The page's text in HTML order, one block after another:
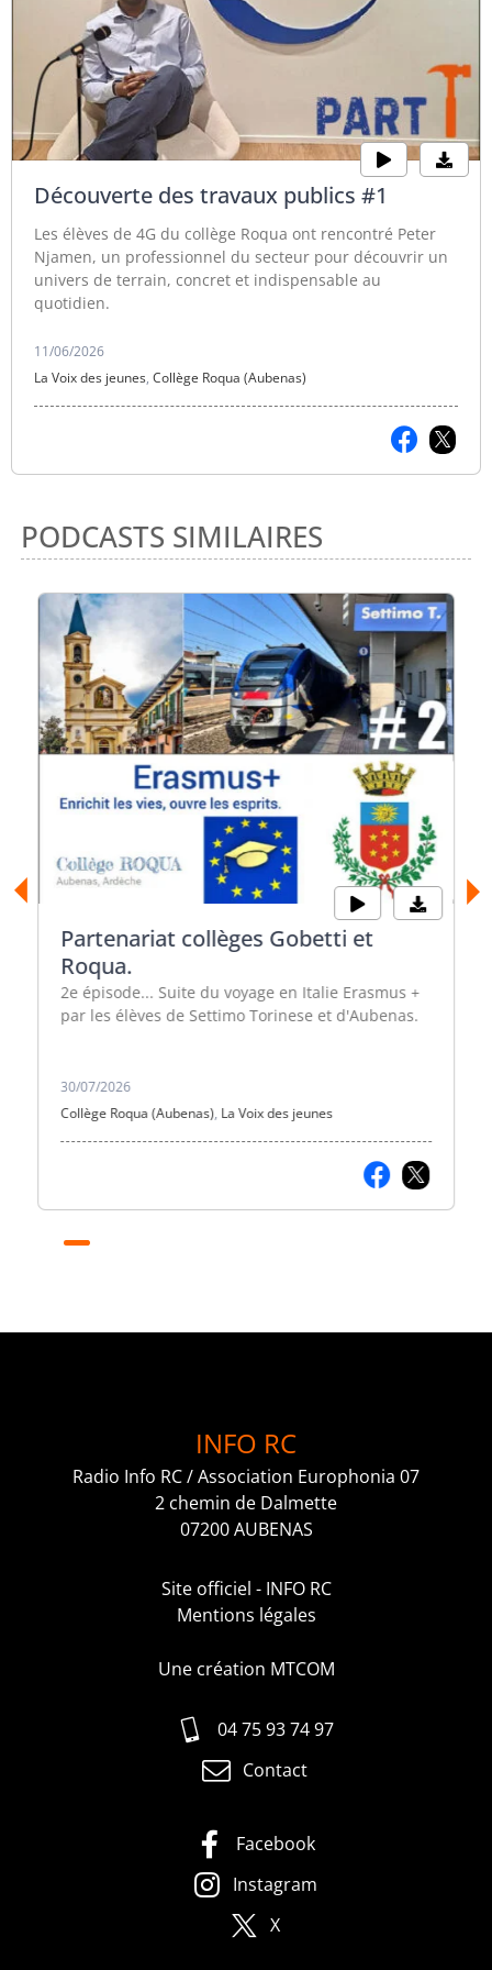
Découverte des travaux publics #1
Les élèves de 4G du collège Roqua ont rencontré Peter
Njamen, un professionnel du secteur pour découvrir un
univers de terrain, concret et indispensable au
quotidien.
11/06/2026
La Voix des jeunes, Collège Roqua (Aubenas)
PODCASTS SIMILAIRES
Partenariat collèges Gobetti et
Roqua.
2e épisode... Suite du voyage en Italie Erasmus +
par les élèves de Settimo Torinese et d'Aubenas.
30/07/2026
Collège Roqua (Aubenas), La Voix des jeunes
INFO RC
Radio Info RC / Association Europhonia 07
2 chemin de Dalmette
07200 AUBENAS
Site officiel - INFO RC
Mentions légales
Une création MTCOM
04 75 93 74 97
Contact
Facebook
Instagram
X